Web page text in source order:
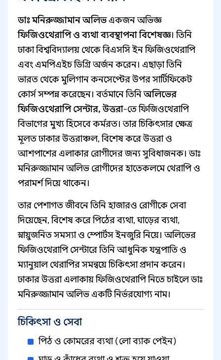
ডাঃ মনিরুজ্জামান অলিভএকজন অভিজ্ঞ
ফিজিওথেরাপি ও ব্যথা ব্যবস্থাপনা বিশেষজ্ঞ। তিনি
ঢাকা বিশ্ববিদ্যালয় থেকে বিএসসি ইন ফিজিওথেরাপি
এবং এমপিএইচ ডিগ্রি অর্জন করেন। এছাড়া তিনি
ভারত থেকে মুলিগান কনসেপ্টের উপর সার্টিফিকেট
কোর্স সম্পন্ন করেছেন। বর্তমানে তিনিঅলিভের
ফিজিওথেরাপি সেন্টার, উত্তরা-তে ফিজিওথেরাপি
বিভাগের মুখ্য হিসেবে কর্মরত। তার চিকিৎসার ক্ষেত্র
মূলত ঢাকার উত্তরাঞ্চল, বিশেষ করে উত্তরা ও
আশপাশের এলাকার রোগীদের জন্য সুবিধাজনক। ডাঃ
মনিরুজ্জামান অলিভ রোগীদের হাতেকলমে থেরাপি ও
পরামর্শ দিয়ে থাকেন।
তার পেশাগত জীবনে তিনি হাজারও রোগীকে সেবা
দিয়েছেন, বিশেষ করে পিঠের ব্যথা, ঘাড়ের ব্যথা,
স্নায়ুজনিত সমস্যা ও স্পোর্টস ইনজুরি নিয়ে। অলিভের
ফিজিওথেরাপি সেন্টারে তিনি আধুনিক যন্ত্রপাতি ও
ম্যানুয়াল থেরাপির সমন্বয়ে চিকিৎসা প্রদান করেন।
ঢাকার উত্তরা এলাকায় ফিজিওথেরাপি নিতে চাইলে ডাঃ
মনিরুজ্জামান অলিভ একটি নির্ভরযোগ্য নাম।
চিকিৎসা ও সেবা
পিঠ ও কোমরের ব্যথা (লো ব্যাক পেইন)